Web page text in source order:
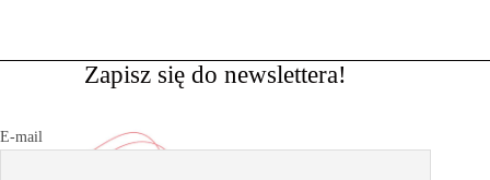
Zapisz się do newslettera!
E-mail